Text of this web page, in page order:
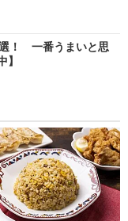
！ 一番うまいと思
】